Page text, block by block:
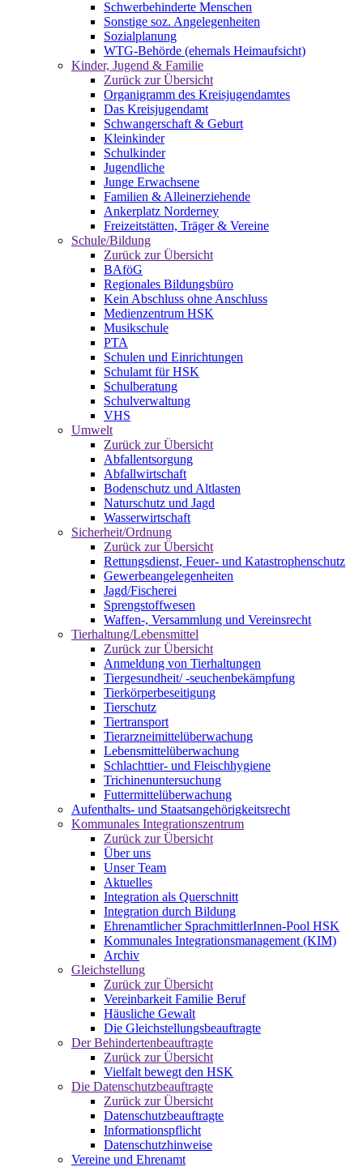
Schwerbehinderte Menschen
Sonstige soz. Angelegenheiten
Sozialplanung
WTG-Behörde (ehemals Heimaufsicht)
Kinder, Jugend & Familie
Zurück zur Übersicht
Organigramm des Kreisjugendamtes
Das Kreisjugendamt
Schwangerschaft & Geburt
Kleinkinder
Schulkinder
Jugendliche
Junge Erwachsene
Familien & Alleinerziehende
Ankerplatz Norderney
Freizeitstätten, Träger & Vereine
Schule/Bildung
Zurück zur Übersicht
BAföG
Regionales Bildungsbüro
Kein Abschluss ohne Anschluss
Medienzentrum HSK
Musikschule
PTA
Schulen und Einrichtungen
Schulamt für HSK
Schulberatung
Schulverwaltung
VHS
Umwelt
Zurück zur Übersicht
Abfallentsorgung
Abfallwirtschaft
Bodenschutz und Altlasten
Naturschutz und Jagd
Wasserwirtschaft
Sicherheit/Ordnung
Zurück zur Übersicht
Rettungsdienst, Feuer- und Katastrophenschutz
Gewerbeangelegenheiten
Jagd/Fischerei
Sprengstoffwesen
Waffen-, Versammlung und Vereinsrecht
Tierhaltung/Lebensmittel
Zurück zur Übersicht
Anmeldung von Tierhaltungen
Tiergesundheit/ -seuchenbekämpfung
Tierkörperbeseitigung
Tierschutz
Tiertransport
Tierarzneimittelüberwachung
Lebensmittelüberwachung
Schlachttier- und Fleischhygiene
Trichinenuntersuchung
Futtermittelüberwachung
Aufenthalts- und Staatsangehörigkeitsrecht
Kommunales Integrationszentrum
Zurück zur Übersicht
Über uns
Unser Team
Aktuelles
Integration als Querschnitt
Integration durch Bildung
Ehrenamtlicher SprachmittlerInnen-Pool HSK
Kommunales Integrationsmanagement (KIM)
Archiv
Gleichstellung
Zurück zur Übersicht
Vereinbarkeit Familie Beruf
Häusliche Gewalt
Die Gleichstellungsbeauftragte
Der Behindertenbeauftragte
Zurück zur Übersicht
Vielfalt bewegt den HSK
Die Datenschutzbeauftragte
Zurück zur Übersicht
Datenschutzbeauftragte
Informationspflicht
Datenschutzhinweise
Vereine und Ehrenamt